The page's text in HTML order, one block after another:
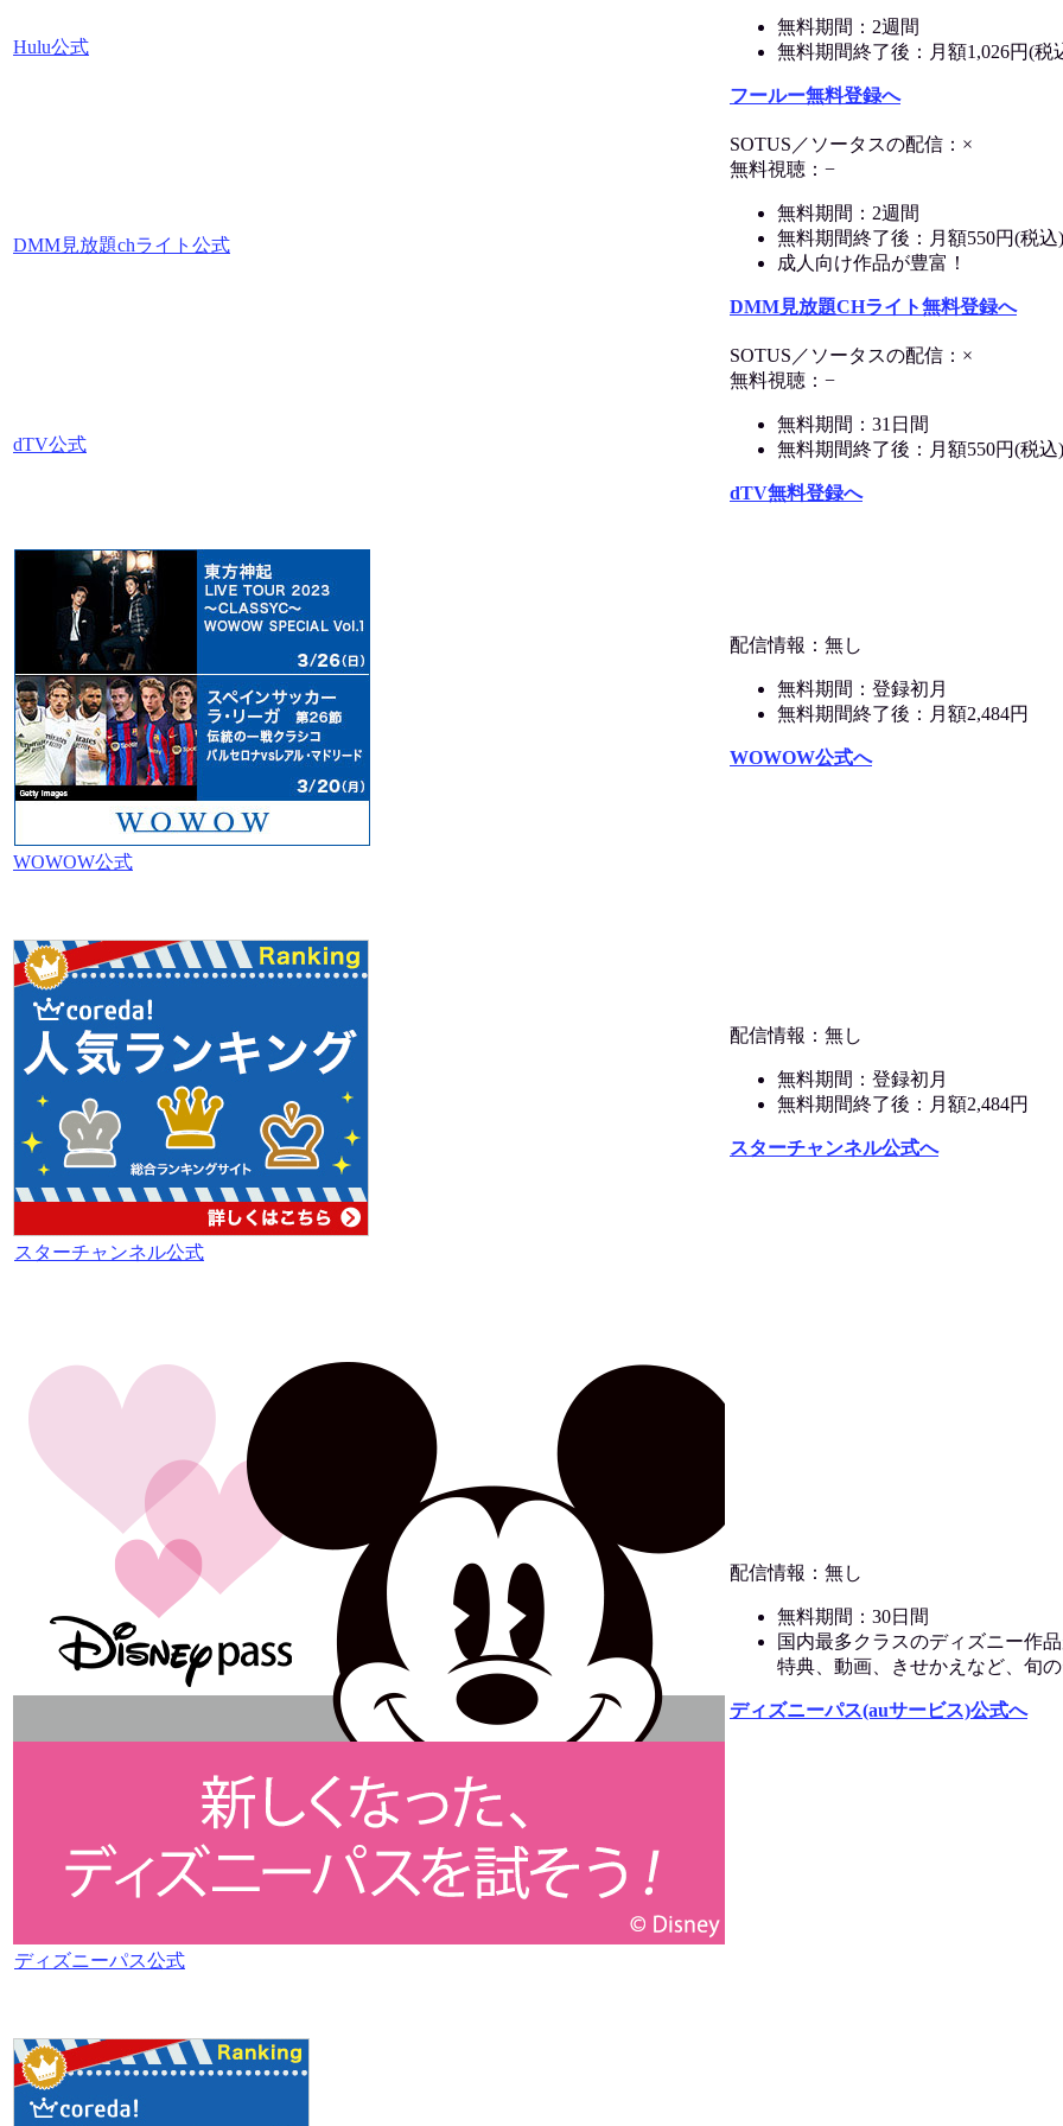
Hulu公式
無料期間：2週間
無料期間終了後：月額1,026円(税
フールー無料登録へ
DMM見放題chライト公式
SOTUS／ソータスの配信：×
無料視聴：−
無料期間：2週間
無料期間終了後：月額550円(税込)
成人向け作品が豊富！
DMM見放題CHライト無料登録へ
dTV公式
SOTUS／ソータスの配信：×
無料視聴：−
無料期間：31日間
無料期間終了後：月額550円(税込)
dTV無料登録へ
WOWOW公式
配信情報：無し
無料期間：登録初月
無料期間終了後：月額2,484円
WOWOW公式へ
スターチャンネル公式
配信情報：無し
無料期間：登録初月
無料期間終了後：月額2,484円
スターチャンネル公式へ
ディズニーパス公式
配信情報：無し
無料期間：30日間
国内最多クラスのディズニー作
特典、動画、きせかえなど、旬
ディズニーパス(auサービス)公式へ